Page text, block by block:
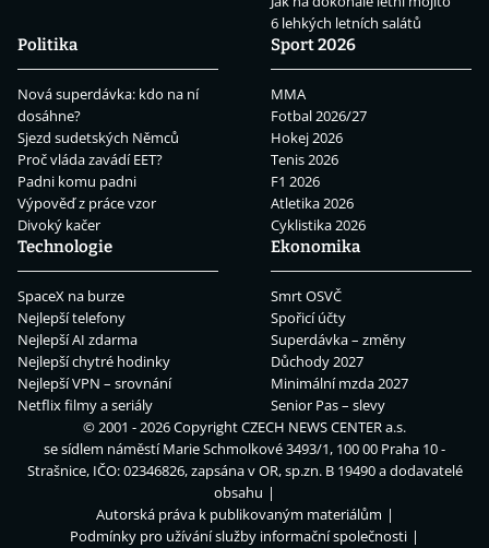
6 lehkých letních salátů
Politika
Nová superdávka: kdo na ní
dosáhne?
Sjezd sudetských Němců
Proč vláda zavádí EET?
Padni komu padni
Výpověď z práce vzor
Divoký kačer
Sport 2026
MMA
Fotbal 2026/27
Hokej 2026
Tenis 2026
F1 2026
Atletika 2026
Cyklistika 2026
Technologie
SpaceX na burze
Nejlepší telefony
Nejlepší AI zdarma
Nejlepší chytré hodinky
Nejlepší VPN – srovnání
Netflix filmy a seriály
Ekonomika
Smrt OSVČ
Spořicí účty
Superdávka – změny
Důchody 2027
Minimální mzda 2027
Senior Pas – slevy
© 2001 - 2026 CopyrightCZECH NEWS CENTER a.s.
se sídlem náměstí Marie Schmolkové 3493/1, 100 00 Praha 10 -
Strašnice, IČO: 02346826, zapsána v OR, sp.zn. B 19490 a dodavatelé
obsahu
Autorská práva k publikovaným materiálům
Podmínky pro užívání služby informační společnosti